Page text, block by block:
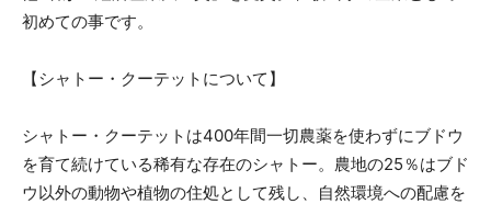
初めての事です。
【シャトー・クーテットについて】
​シャトー・クーテットは400年間一切農薬を使わずにブドウ
を育て続けている稀有な存在のシャトー。農地の25％はブド
ウ以外の動物や植物の住処として残し、自然環境への配慮を